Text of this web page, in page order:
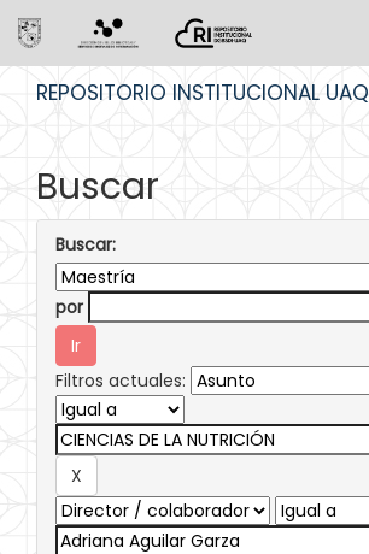
REPOSITORIO INSTITUCIONAL UAQ
Buscar
Buscar:
por
Filtros actuales: